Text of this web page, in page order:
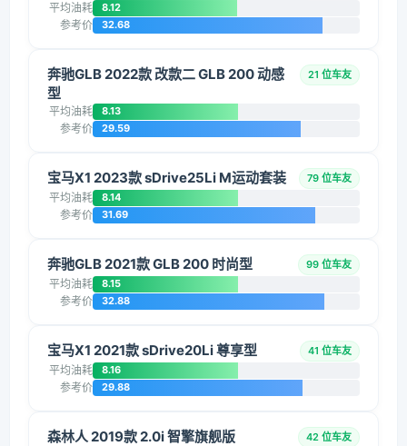
平均油耗 8.12
参考价 32.68
奔驰GLB 2022款 改款二 GLB 200 动感
型
21 位车友
平均油耗 8.13
参考价 29.59
宝马X1 2023款 sDrive25Li M运动套装 79 位车友
平均油耗 8.14
参考价 31.69
奔驰GLB 2021款 GLB 200 时尚型 99 位车友
平均油耗 8.15
参考价 32.88
宝马X1 2021款 sDrive20Li 尊享型 41 位车友
平均油耗 8.16
参考价 29.88
森林人 2019款 2.0i 智擎旗舰版
42 位车友